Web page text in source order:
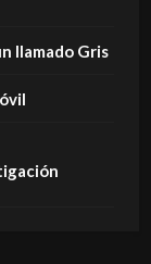
llamado Gris